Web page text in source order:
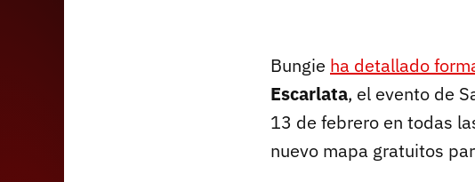
Bungie ha detallado
Escarlata, el evento de
13 de febrero en todas
nuevo mapa gratuitos